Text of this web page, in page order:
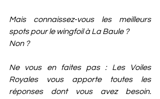
Mais connaissez-vous les meilleurs
spots pour le wingfoil à La Baule ?
Non ?
Ne vous en faites pas : Les Voiles
Royales vous apporte toutes les